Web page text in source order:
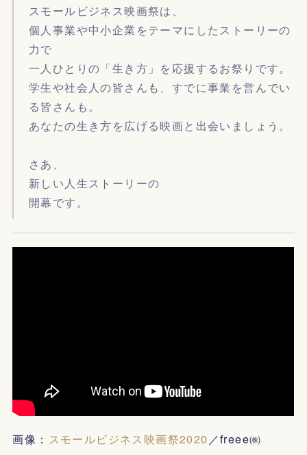
スモールビジネス映画祭は、
個人事業や中小企業をテーマにしたストーリーの
力で
一人ひとりの「生き方」を応援するお祭りです。
学生や社会人の皆さんも、すでに事業を営んでい
る皆さんも。
あなたの生き方を広げる映画と出会いましょう。
さあ、
新しい人生ストーリーの
開幕です。
画像： スモールビジネス映画祭2020 ／freee㈱